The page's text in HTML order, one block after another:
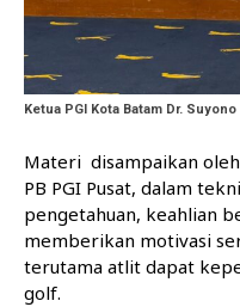
Ketua PGI Kota Batam Dr. Suyono
Materi disampaikan
PB PGI Pusat, dalam
pengetahuan, keahlian
memberikan motivasi
terutama atlit dapat
golf.